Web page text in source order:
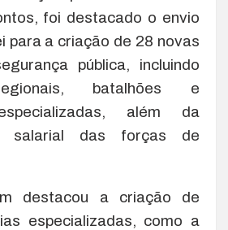
foi destacado o envio
para a criação de 28 novas
pública, incluindo
batalhões e
além da
salarial das forças de
destacou a criação de
especializadas, como a